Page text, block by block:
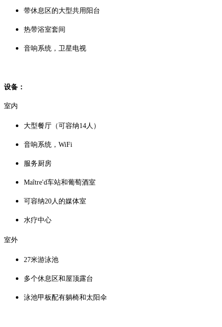
带休息区的大型共用阳台
热带浴室套间
音响系统，卫星电视
设备：
室内
大型餐厅（可容纳14人）
音响系统，WiFi
服务厨房
Maître'd车站和葡萄酒室
可容纳20人的媒体室
水疗中心
室外
27米游泳池
多个休息区和屋顶露台
泳池甲板配有躺椅和太阳伞